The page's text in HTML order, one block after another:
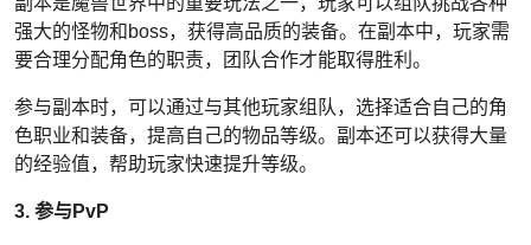
强大的怪物和boss，获得高品质的装备。在副本中，玩家需
要合理分配角色的职责，团队合作才能取得胜利。
参与副本时，可以通过与其他玩家组队，选择适合自己的角
色职业和装备，提高自己的物品等级。副本还可以获得大量
的经验值，帮助玩家快速提升等级。
3. 参与PvP